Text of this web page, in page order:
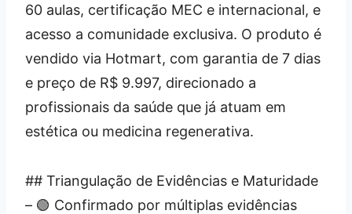
60 aulas, certificação MEC e internacional, e
acesso a comunidade exclusiva. O produto é
vendido via Hotmart, com garantia de 7 dias
e preço de R$ 9.997, direcionado a
profissionais da saúde que já atuam em
estética ou medicina regenerativa.
## Triangulação de Evidências e Maturidade
– 🟢 Confirmado por múltiplas evidências